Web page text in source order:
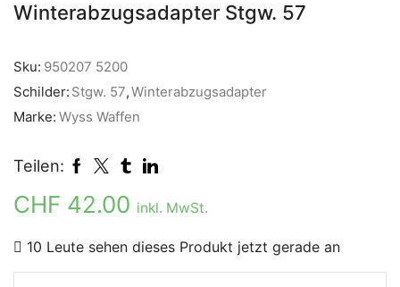
Winterabzugsadapter Stgw. 57
Sku: 950207 5200
Schilder: Stgw. 57,Winterabzugsadapter
Marke: Wyss Waffen
Teilen:
CHF 42.00 inkl. MwSt.
10 Leute sehen dieses Produkt jetzt gerade an